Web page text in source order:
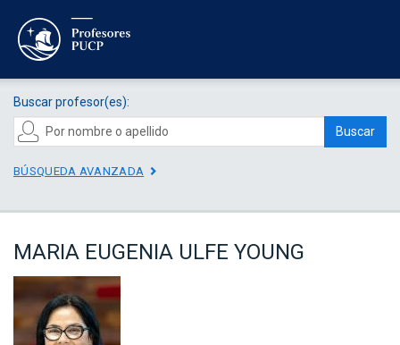
Buscar profesor(es):
Buscar
BÚSQUEDA AVANZADA
MARIA EUGENIA ULFE YOUNG